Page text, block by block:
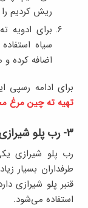
ریش کردیم
برای ادویه
سیاه
اضافه کرده
برای ادامه
تهیه ته چین مرغ
۳- رب پلو شیرازی
رب‌ پلو شیرازی
طرفداران بسیار
قنبر پلو شیرازی
استفاده می‌شود.